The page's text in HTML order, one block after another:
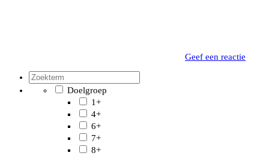
Geef een reactie
Doelgroep
1+
4+
6+
7+
8+